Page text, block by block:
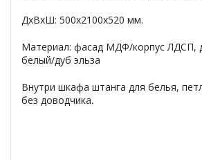
ДхВхШ: 500х2100х520 мм.
Материал: фасад МДФ/корпус ЛДСП,
белый/дуб эльза
Внутри шкафа штанга для белья,
без доводчика.